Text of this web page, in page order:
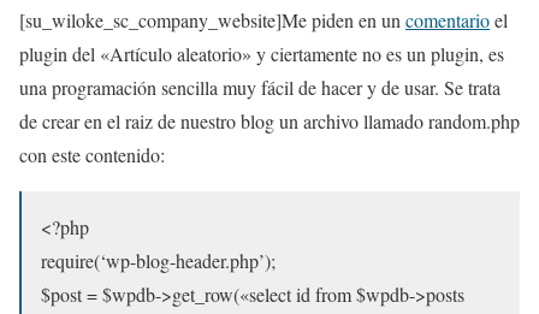
[su_wiloke_sc_company_website]Me piden en un comentarioel
plugin del «Artículo aleatorio» y ciertamente no es un plugin, es
una programación sencilla muy fácil de hacer y de usar. Se trata
de crear en el raiz de nuestro blog un archivo llamado random.php
con este contenido:
<?php
require(‘wp-blog-header.php’);
$post = $wpdb->get_row(«select id from $wpdb->posts